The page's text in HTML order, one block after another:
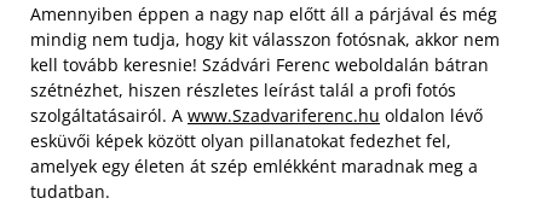
Amennyiben éppen a nagy nap előtt áll a párjával és még
mindig nem tudja, hogy kit válasszon fotósnak, akkor nem
kell tovább keresnie! Szádvári Ferenc weboldalán bátran
szétnézhet, hiszen részletes leírást talál a profi fotós
szolgáltatásairól. A www.Szadvariferenc.hu oldalon lévő
esküvői képek között olyan pillanatokat fedezhet fel,
amelyek egy életen át szép emlékként maradnak meg a
tudatban.